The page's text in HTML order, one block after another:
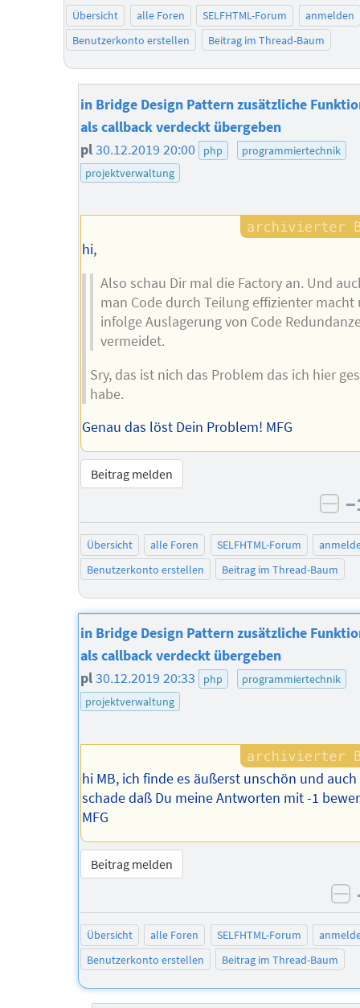
Übersicht alle Foren SELFHTML-Forum
anmelden
Benutzerkonto erstellen
Beitrag im Thread-Baum
in Bridge Design Pattern zusätzliche
als callback verdeckt übergeben
pl30.12.2019 20:00 php
programmiertechnik
projektverwaltung
hi,
Also schau Dir mal die Factory an. Und
man Code durch Teilung effizienter macht
infolge Auslagerung von Code
vermeidet.
Sry, das ist nich das Problem das ich hier
habe.
Genau das löst Dein Problem! MFG
Beitrag melden
Übersicht alle Foren SELFHTML-Forum
Benutzerkonto erstellen
Beitrag im Thread-Baum
in Bridge Design Pattern zusätzliche
als callback verdeckt übergeben
pl30.12.2019 20:33 php
programmiertechnik
projektverwaltung
hi MB, ich finde es äußerst unschön und
schade daß Du meine Antworten mit -1
MFG
Beitrag melden
Übersicht alle Foren SELFHTML-Forum
Benutzerkonto erstellen
Beitrag im Thread-Baum